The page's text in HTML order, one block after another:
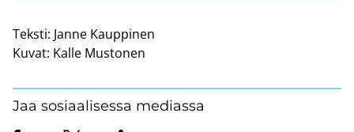
Teksti: Janne Kauppinen
Kuvat: Kalle Mustonen
Jaa sosiaalisessa mediassa